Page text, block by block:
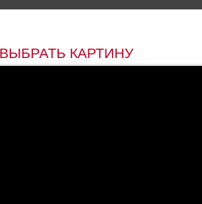
КАРТИНУ